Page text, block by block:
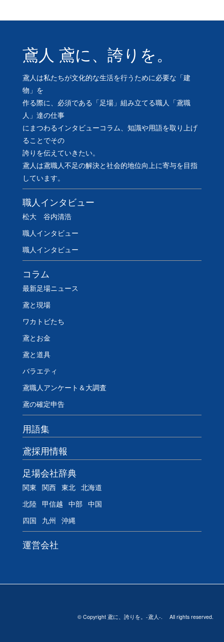
鳶人 鳶に、誇りを。
鳶人は私たちが文化的な生活を行うために必要な「建
物」を
作る際に、必須である「足場」組み立てる職人「鳶職
人」達の仕事
にまつわるインタビューコラム、知識や用語を取り上げ
ることでその
誇りを伝えていきたい。
鳶人は鳶職人不足の解決と社会的地位向上に寄与を目指
しています。
職人インタビュー
松大 谷内清浩
職人インタビュー
職人インタビュー
コラム
最新足場ニュース
鳶と現場
ワカトビたち
鳶とお金
鳶と道具
バラエティ
鳶職人アンケート＆大調査
鳶の確定申告
用語集
鳶採用情報
足場会社辞典
関東 関西 東北 北海道
北陸 甲信越 中部 中国
四国
九州 沖縄
運営会社
© Copyright 鳶に、誇りを。-鳶人-. All rights reserved.